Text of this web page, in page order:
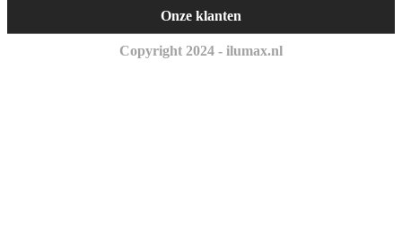
Onze klanten
Copyright 2024 - ilumax.nl